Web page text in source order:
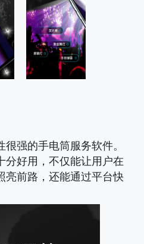
很强的手电筒服务软件。
分好用，不仅能让用户在
亮前路，还能通过平台快